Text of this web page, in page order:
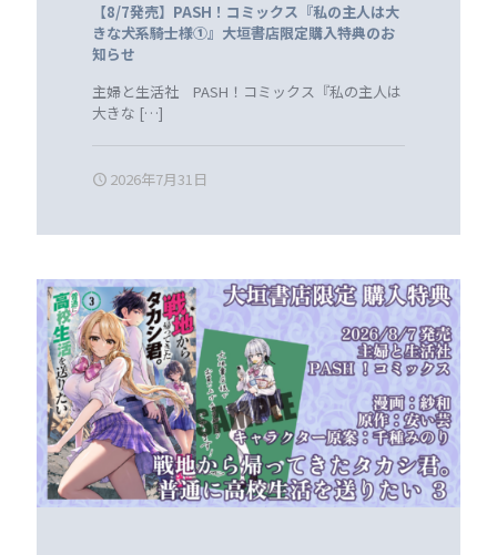
【8/7発売】PASH！コミックス『私の主人は大
きな犬系騎士様①』大垣書店限定購入特典のお
知らせ
主婦と生活社 PASH！コミックス『私の主人は
大きな […]
2026年7月31日